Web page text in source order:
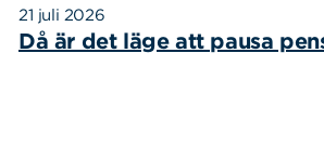
21 juli 2026
Då är det läge att pausa